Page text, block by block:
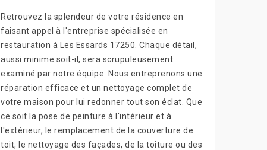
Retrouvez la splendeur de votre résidence en
faisant appel à l'entreprise spécialisée en
restauration à Les Essards 17250. Chaque détail,
aussi minime soit-il, sera scrupuleusement
examiné par notre équipe. Nous entreprenons une
réparation efficace et un nettoyage complet de
votre maison pour lui redonner tout son éclat. Que
ce soit la pose de peinture à l'intérieur et à
l'extérieur, le remplacement de la couverture de
toit, le nettoyage des façades, de la toiture ou des